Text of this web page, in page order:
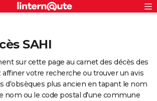
ville
SAHI
sur cette page au carnet des décès des
affiner votre recherche ou trouver un avis
d'obsèques plus ancien en tapant le nom
nom ou le code postal d'une commune